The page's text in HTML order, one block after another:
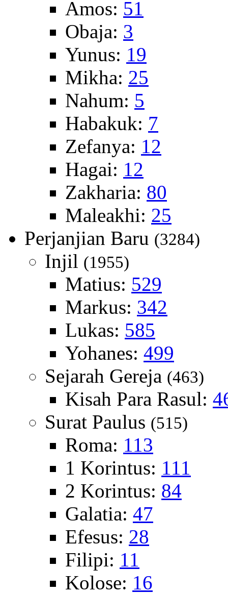
Amos: 51
Obaja: 3
Yunus: 19
Mikha: 25
Nahum: 5
Habakuk: 7
Zefanya: 12
Hagai: 12
Zakharia: 80
Maleakhi: 25
Perjanjian Baru (3284)
Injil (1955)
Matius: 529
Markus: 342
Lukas: 585
Yohanes: 499
Sejarah Gereja (463)
Kisah Para Rasul:
Surat Paulus (515)
Roma: 113
1 Korintus: 111
2 Korintus: 84
Galatia: 47
Efesus: 28
Filipi: 11
Kolose: 16